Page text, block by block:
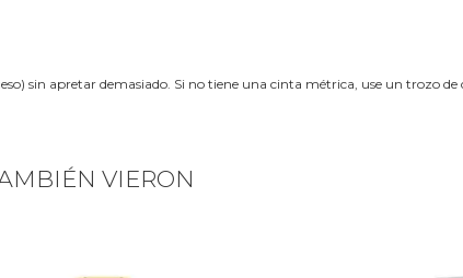
sin apretar demasiado. Si no tiene una cinta métrica, use un trozo
VIERON